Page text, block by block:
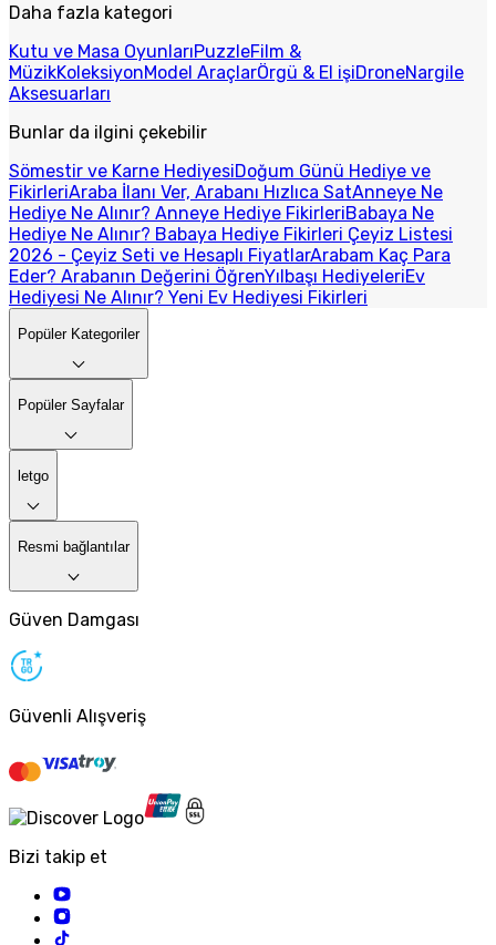
Daha fazla kategori
Kutu ve Masa OyunlarıPuzzleFilm &
MüzikKoleksiyonModel AraçlarÖrgü & El işiDroneNargile
Aksesuarları
Bunlar da ilgini çekebilir
Sömestir ve Karne HediyesiDoğum Günü Hediye ve
FikirleriAraba İlanı Ver, Arabanı Hızlıca SatAnneye Ne
Hediye Ne Alınır? Anneye Hediye FikirleriBabaya Ne
Hediye Ne Alınır? Babaya Hediye Fikirleri Çeyiz Listesi
2026 - Çeyiz Seti ve Hesaplı FiyatlarArabam Kaç Para
Eder? Arabanın Değerini ÖğrenYılbaşı HediyeleriEv
Hediyesi Ne Alınır? Yeni Ev Hediyesi Fikirleri
Popüler Kategoriler
Popüler Sayfalar
letgo
Resmi bağlantılar
Güven Damgası
Güvenli Alışveriş
Bizi takip et